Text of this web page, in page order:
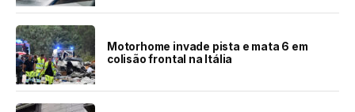
Motorhome invade pista e mata 6 em
colisão frontal na Itália